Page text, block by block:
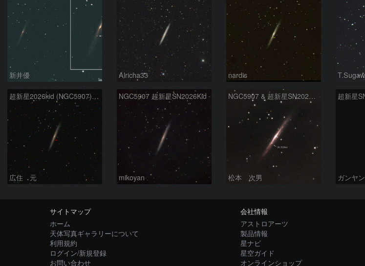
新井優 Alricha33 nardis
超新星2026kid (NGC5907) 5/17
広住 元
NGC5907 超新星SN2026Kid
mikoyan
NGC5907 & 超新星SN2026kid
松本 次男
超新星
ガンヤン
サイトマップ
ホーム
天体写真ギャラリーについて
利用規約
ログイン/新規登録
お問い合わせ
会社情報
アストロアーツ
製品情報
星ナビ
星空ガイド
オンラインショップ